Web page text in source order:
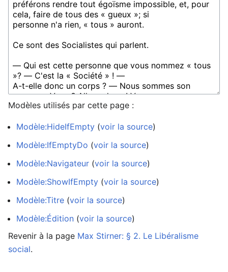
Modèles utilisés par cette page :
Modèle:HideIfEmpty (voir la source)
Modèle:IfEmptyDo (voir la source)
Modèle:Navigateur (voir la source)
Modèle:ShowIfEmpty (voir la source)
Modèle:Titre (voir la source)
Modèle:Édition (voir la source)
Revenir à la page Max Stirner: § 2. Le Libéralisme
social.